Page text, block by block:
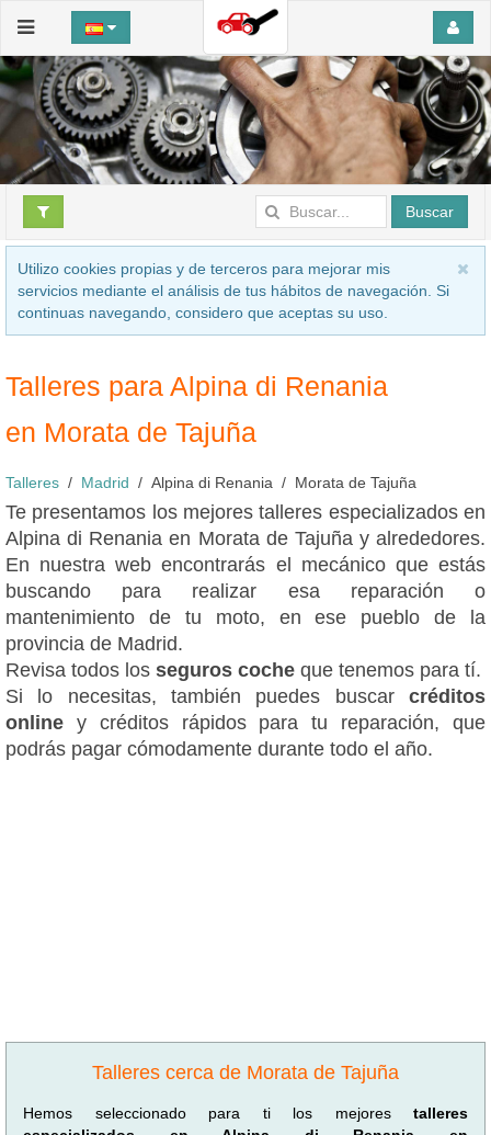
Buscar
Utilizo cookies propias y de terceros para mejorar mis
servicios mediante el análisis de tus hábitos de navegación. Si
continuas navegando, considero que aceptas su uso.
Talleres para Alpina di Renania
en Morata de Tajuña
Talleres Madrid Alpina di Renania Morata de Tajuña
Te presentamos los mejores talleres especializados en
Alpina di Renania en Morata de Tajuña y alrededores.
En nuestra web encontrarás el mecánico que estás
buscando para realizar esa reparación o
mantenimiento de tu moto, en ese pueblo de la
provincia de Madrid.
Revisa todos los seguros coche que tenemos para tí.
Si lo necesitas, también puedes buscar créditos
online y créditos rápidos para tu reparación, que
podrás pagar cómodamente durante todo el año.
Talleres cerca de Morata de Tajuña
Hemos seleccionado para ti los mejores talleres